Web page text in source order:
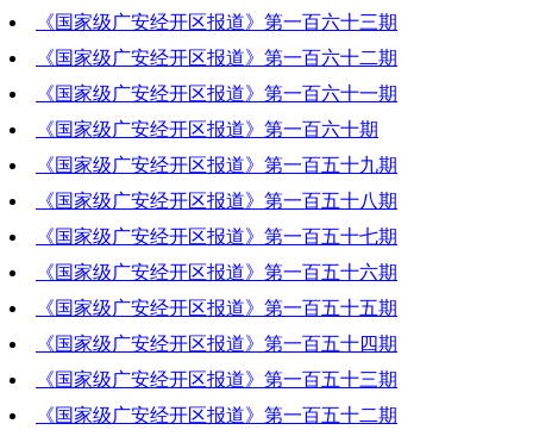
2022-05-05 19:53:42
《国家级广安经开区报道》第一百六十三期
2022-04-28 19:23:13
《国家级广安经开区报道》第一百六十二期
2022-04-21 20:55:24
《国家级广安经开区报道》第一百六十一期
2022-04-14 20:38:05
《国家级广安经开区报道》第一百六十期
2022-04-07 19:07:41
《国家级广安经开区报道》第一百五十九期
2022-03-31 19:46:29
《国家级广安经开区报道》第一百五十八期
2022-03-24 20:16:09
《国家级广安经开区报道》第一百五十七期
2022-03-17 20:05:04
《国家级广安经开区报道》第一百五十六期
2022-03-10 20:25:20
《国家级广安经开区报道》第一百五十五期
2022-03-03 20:23:28
《国家级广安经开区报道》第一百五十四期
2022-02-24 19:05:21
《国家级广安经开区报道》第一百五十三期
2022-02-17 20:37:50
《国家级广安经开区报道》第一百五十二期